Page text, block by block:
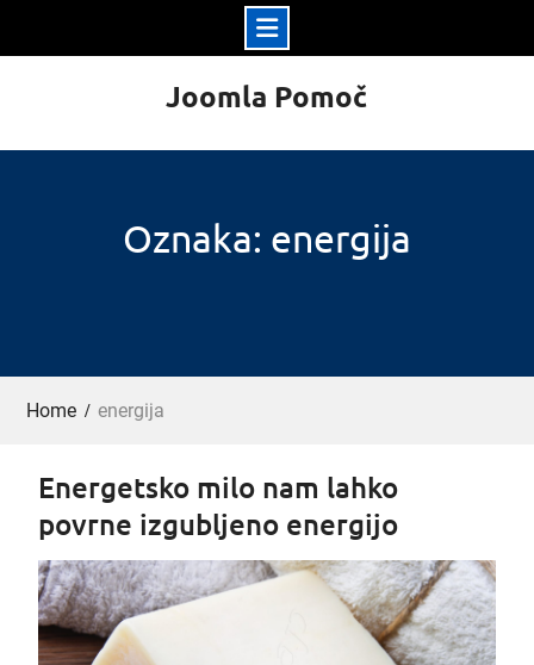
Joomla Pomoč
Oznaka: energija
Home energija
Energetsko milo nam lahko
povrne izgubljeno energijo